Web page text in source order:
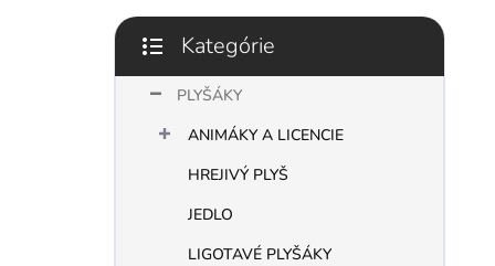
Preskočiť
kategórie
Kategórie
PLYŠÁKY
ANIMÁKY A LICENCIE
HREJIVÝ PLYŠ
JEDLO
LIGOTAVÉ PLYŠÁKY